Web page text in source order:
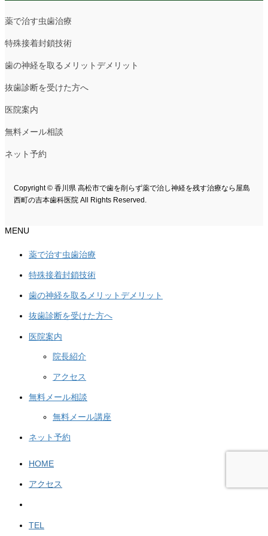
薬で治す虫歯治療
特殊接着封鎖技術
歯の神経を取るメリットデメリット
抜歯診断を受けた方へ
医院案内
無料メール相談
ネット予約
Copyright © 香川県 高松市で歯を削らず薬で治し神経を残す治療なら屋島
西町の吉本歯科医院 All Rights Reserved.
MENU
薬で治す虫歯治療
特殊接着封鎖技術
歯の神経を取るメリットデメリット
抜歯診断を受けた方へ
医院案内
院長紹介
アクセス
無料メール相談
無料メール講座
ネット予約
HOME
アクセス
TEL